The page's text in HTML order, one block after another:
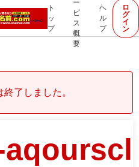
ト
ッ
プ
ー
ビ
ス
概
要
ヘ
ル
プ
ロ
グ
イ
ン
了しました。